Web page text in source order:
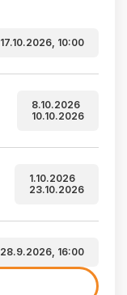
17.10.2026, 10:00
8.10.2026
10.10.2026
1.10.2026
23.10.2026
28.9.2026, 16:00